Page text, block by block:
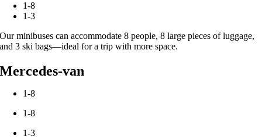
1-8
1-3
Our minibuses can accommodate 8 people, 8 large pieces of luggage,
and 3 ski bags—ideal for a trip with more space.
Mercedes-van
1-8
1-8
1-3